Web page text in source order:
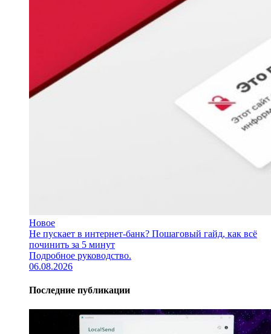
Новое
Не пускает в интернет-банк? Пошаговый гайд, как всё
починить за 5 минут
Подробное руководство.
06.08.2026
Последние публикации